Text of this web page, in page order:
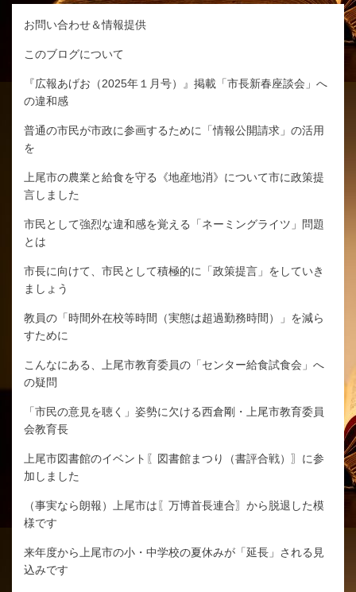
お問い合わせ＆情報提供
このブログについて
『広報あげお（2025年１月号）』掲載「市長新春座談会」へ
の違和感
普通の市民が市政に参画するために「情報公開請求」の活用
を
上尾市の農業と給食を守る《地産地消》について市に政策提
言しました
市民として強烈な違和感を覚える「ネーミングライツ」問題
とは
市長に向けて、市民として積極的に「政策提言」をしていき
ましょう
教員の「時間外在校等時間（実態は超過勤務時間）」を減ら
すために
こんなにある、上尾市教育委員の「センター給食試食会」へ
の疑問
「市民の意見を聴く」姿勢に欠ける西倉剛・上尾市教育委員
会教育長
上尾市図書館のイベント〖図書館まつり（書評合戦）〗に参
加しました
（事実なら朗報）上尾市は〖万博首長連合〗から脱退した模
様です
来年度から上尾市の小・中学校の夏休みが「延長」される見
込みです